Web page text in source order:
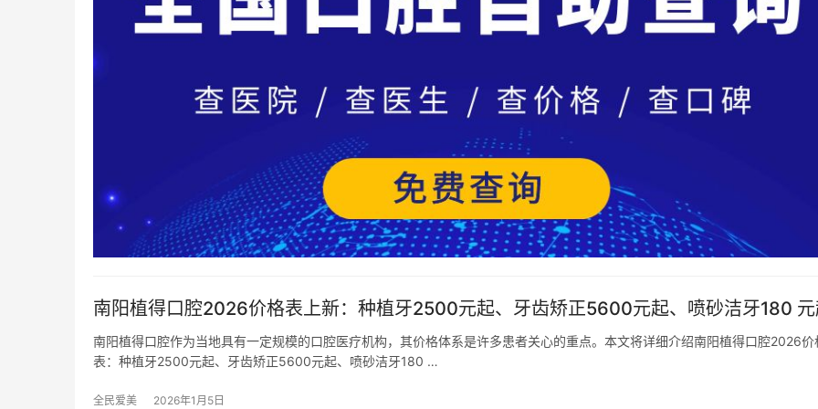
南阳植得口腔2026价格表上新：种植牙2500元起、牙齿矫正5600元起、喷砂洁牙180
南阳植得口腔作为当地具有一定规模的口腔医疗机构，其价格体系是许多患者关心的重点。本文将详细介绍南阳植得口腔2026价
表：种植牙2500元起、牙齿矫正5600元起、喷砂洁牙180 …
全民爱美 2026年1月5日